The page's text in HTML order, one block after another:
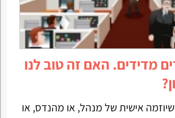
מדידים. האם זה טוב לנו
אישית של מנהל, או מהנדס, או